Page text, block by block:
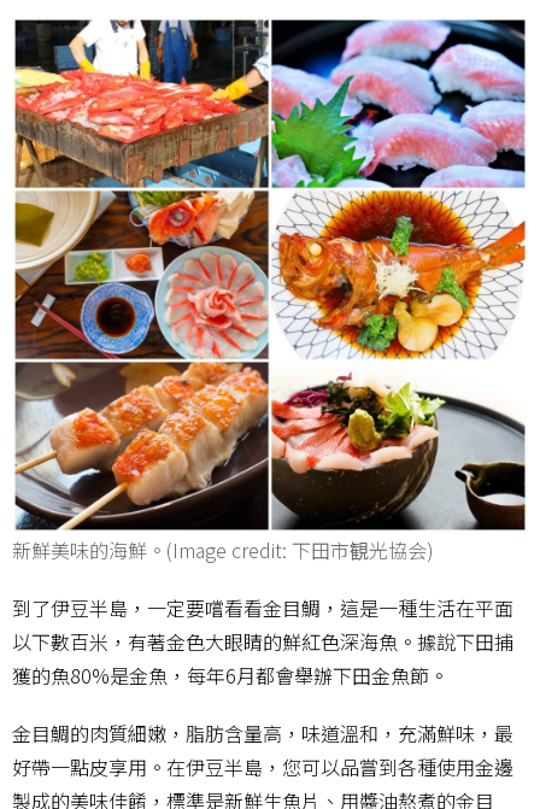
新鮮美味的海鮮。(Image credit: 下田市観光協会)
到了伊豆半島，一定要嚐看看金目鯛，這是一種生活在平面
以下數百米，有著金色大眼睛的鮮紅色深海魚。據說下田捕
獲的魚80%是金魚，每年6月都會舉辦下田金魚節。
金目鯛的肉質細嫩，脂肪含量高，味道溫和，充滿鮮味，最
好帶一點皮享用。在伊豆半島，您可以品嘗到各種使用金邊
製成的美味佳餚，標準是新鮮生魚片、用醬油熬煮的金目